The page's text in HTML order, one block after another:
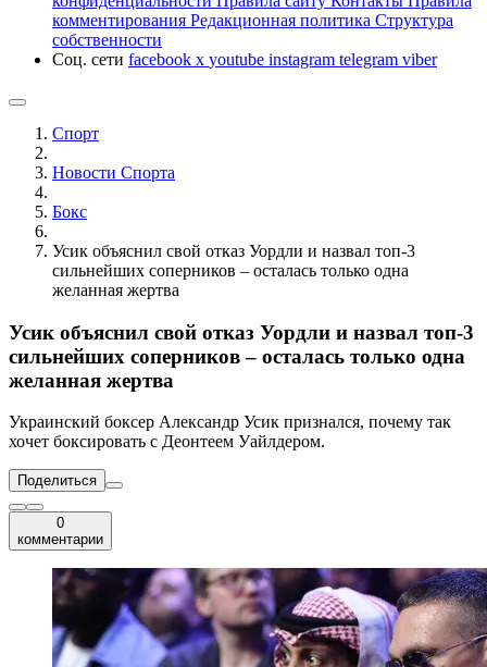
комментирования Редакционная политика Структура
собственности
Соц. сети facebook x youtube instagram telegram viber
Спорт
Новости Cпорта
Бокс
Усик объяснил свой отказ Уордли и назвал топ-3
сильнейших соперников – осталась только одна
желанная жертва
Усик объяснил свой отказ Уордли и назвал топ-3
сильнейших соперников – осталась только одна
желанная жертва
Украинский боксер Александр Усик признался, почему так
хочет боксировать с Деонтеем Уайлдером.
Поделиться
0
комментарии